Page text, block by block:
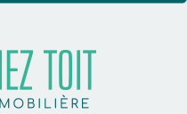
– LOCATION